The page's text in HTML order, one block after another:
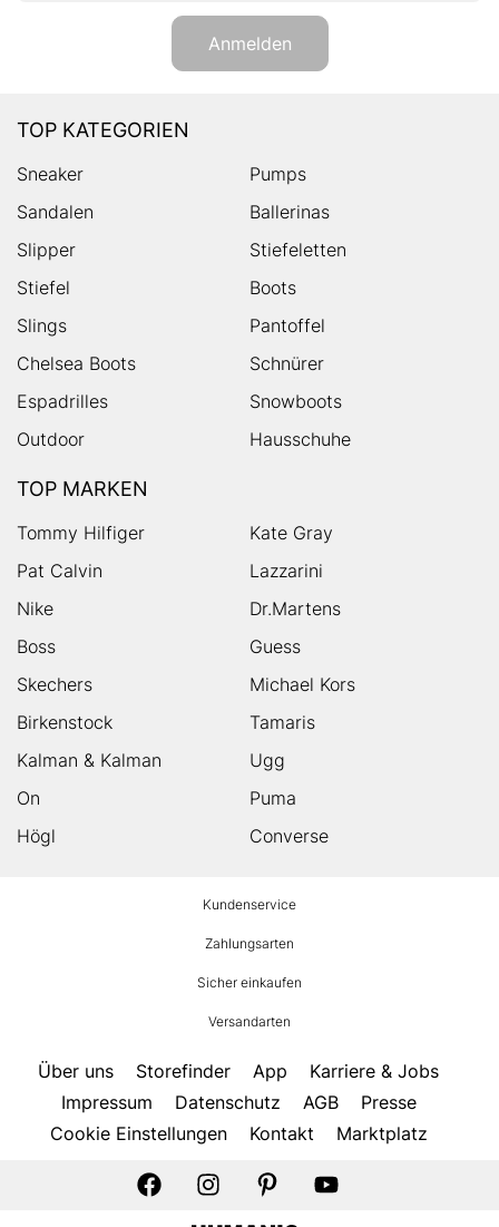
Anmelden
TOP KATEGORIEN
Sneaker
Pumps
Sandalen
Ballerinas
Slipper
Stiefeletten
Stiefel
Boots
Slings
Pantoffel
Chelsea Boots
Schnürer
Espadrilles
Snowboots
Outdoor
Hausschuhe
TOP MARKEN
Tommy Hilfiger
Kate Gray
Pat Calvin
Lazzarini
Nike
Dr.Martens
Boss
Guess
Skechers
Michael Kors
Birkenstock
Tamaris
Kalman & Kalman
Ugg
On
Puma
Högl
Converse
Kundenservice
Zahlungsarten
Sicher einkaufen
Versandarten
Über uns Storefinder App
Karriere & Jobs
Impressum
Datenschutz AGB
Presse
Cookie Einstellungen
Kontakt Marktplatz